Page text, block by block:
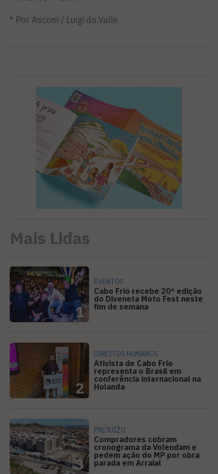
* Por Ascom / Luigi do Valle
Mais Lidas
1
EVENTOS
Cabo Frio recebe 20ª edição
do Diveneta Moto Fest neste
fim de semana
2
DIREITOS HUMANOS
Ativista de Cabo Frio
representa o Brasil em
conferência internacional na
Holanda
3
PREJUÍZO
Compradores cobram
cronograma da Volendam e
pedem ação do MP por obra
parada em Arraial